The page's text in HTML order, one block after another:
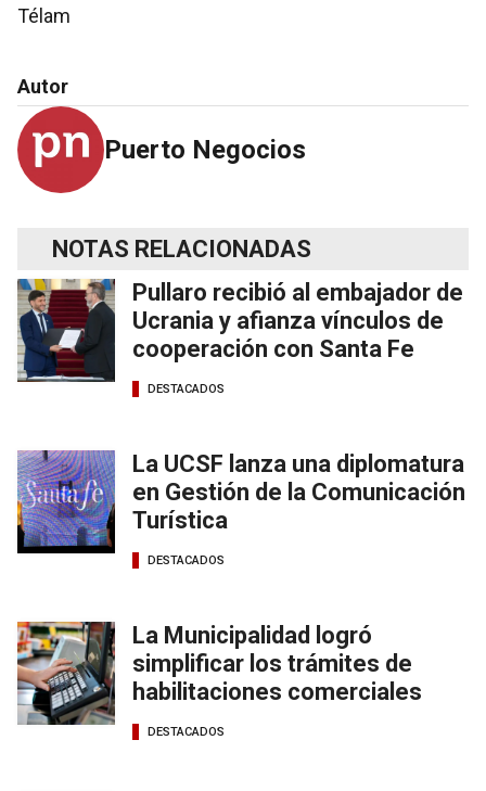
Télam
Autor
Puerto Negocios
NOTAS RELACIONADAS
Pullaro recibió al embajador de
Ucrania y afianza vínculos de
cooperación con Santa Fe
DESTACADOS
La UCSF lanza una diplomatura
en Gestión de la Comunicación
Turística
DESTACADOS
La Municipalidad logró
simplificar los trámites de
habilitaciones comerciales
DESTACADOS